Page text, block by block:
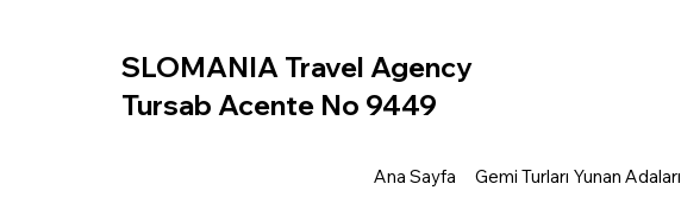
SLOMANIA Travel Agency
Tursab Acente No 9449
Ana Sayfa Gemi Turları Yunan Adaları